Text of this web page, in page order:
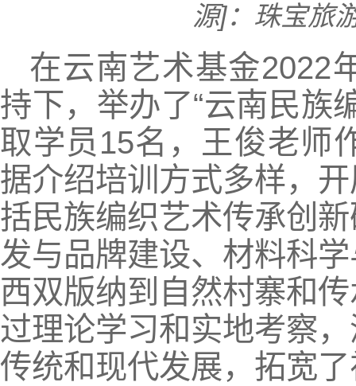
源]：珠宝旅
在云南艺术基金2022
持下，举办了“云南民族
取学员15名，王俊老师
据介绍培训方式多样，
括民族编织艺术传承创
发与品牌建设、材料科
西双版纳到自然村寨和
过理论学习和实地考察
传统和现代发展，拓宽